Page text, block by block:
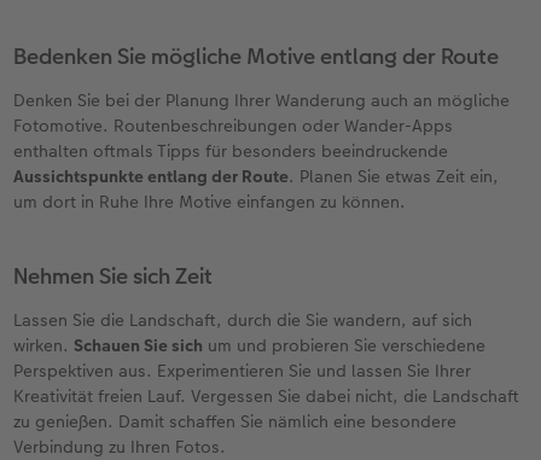
Bedenken Sie mögliche Motive entlang der Route
Denken Sie bei der Planung Ihrer Wanderung auch an mögliche
Fotomotive. Routenbeschreibungen oder Wander-Apps
enthalten oftmals Tipps für besonders beeindruckende
Aussichtspunkte entlang der Route. Planen Sie etwas Zeit ein,
um dort in Ruhe Ihre Motive einfangen zu können.
Nehmen Sie sich Zeit
Lassen Sie die Landschaft, durch die Sie wandern, auf sich
wirken. Schauen Sie sich um und probieren Sie verschiedene
Perspektiven aus. Experimentieren Sie und lassen Sie Ihrer
Kreativität freien Lauf. Vergessen Sie dabei nicht, die Landschaft
zu genießen. Damit schaffen Sie nämlich eine besondere
Verbindung zu Ihren Fotos.